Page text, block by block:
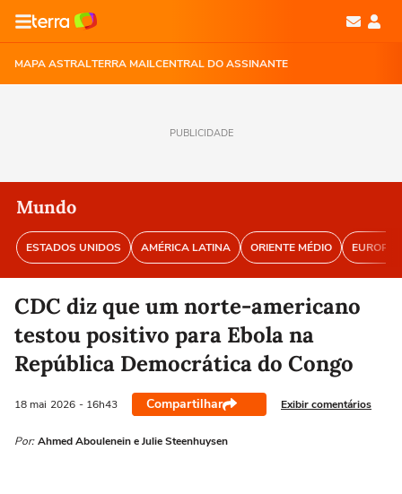
MAPA ASTRALTERRA MAILCENTRAL DO ASSINANTE
PUBLICIDADE
Mundo
ESTADOS UNIDOS AMÉRICA LATINA ORIENTE MÉDIO EUROPA
CDC diz que um norte-americano
testou positivo para Ebola na
República Democrática do Congo
18 mai 2026 - 16h43 Compartilhar Exibir comentários
Por: Ahmed Aboulenein e Julie Steenhuysen